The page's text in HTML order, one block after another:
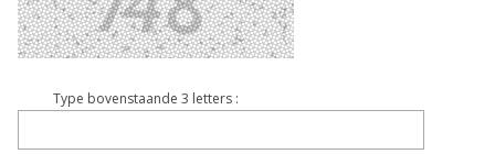
Type bovenstaande 3 letters :